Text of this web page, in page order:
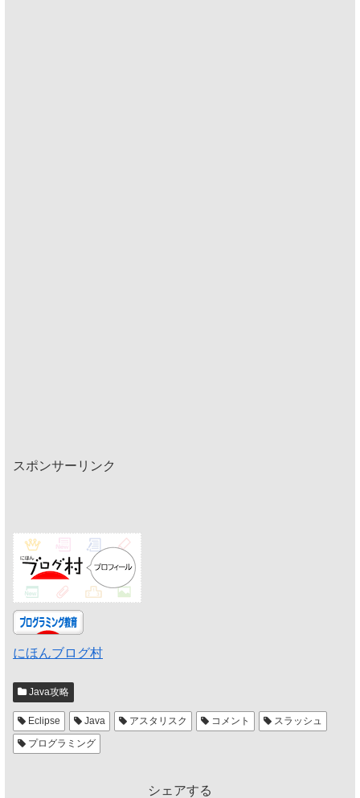
スポンサーリンク
にほんブログ村
Java攻略
Eclipse Java アスタリスク コメント
スラッシュ
プログラミング
シェアする